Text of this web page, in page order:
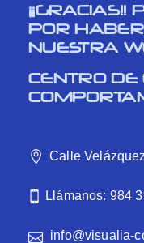
¡¡GRACIAS!!
POR
NUESTRA
CENTRO DE
Calle
Llámanos: 984
info@visualia-